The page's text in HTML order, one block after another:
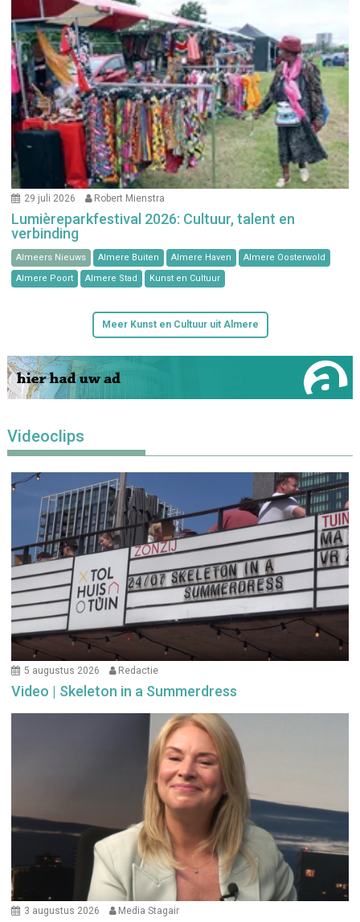
29 juli 2026 Robert Mienstra
Lumièreparkfestival 2026: Cultuur, talent en
verbinding
Almeers Nieuws Almere Buiten Almere Haven
Almere Oosterwold
Almere Poort
Almere Stad Kunst en Cultuur
Meer Kunst en Cultuur uit Almere
Videoclips
5 augustus 2026 Redactie
Video | Skeleton in a Summerdress
3 augustus 2026 Media Stagair